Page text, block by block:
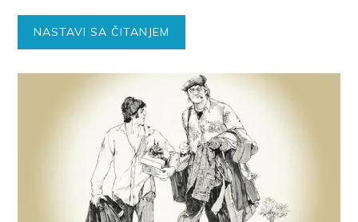
NASTAVI SA ČITANJEM